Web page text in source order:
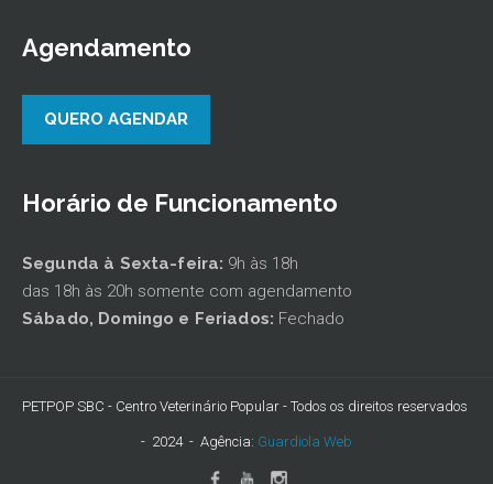
Agendamento
QUERO AGENDAR
Horário de Funcionamento
Segunda à Sexta-feira: 9h às 18h
das 18h às 20h somente com agendamento
Sábado, Domingo e Feriados: Fechado
PETPOP SBC - Centro Veterinário Popular - Todos os direitos reservados
- 2024 - Agência: Guardiola Web